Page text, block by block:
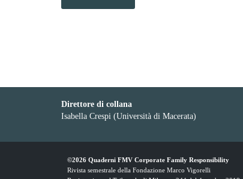
Direttore di collana
Isabella Crespi (Università di Macerata)
©2026 Quaderni FMV Corporate Family Responsibility
Rivista semestrale della Fondazione Marco Vigorelli